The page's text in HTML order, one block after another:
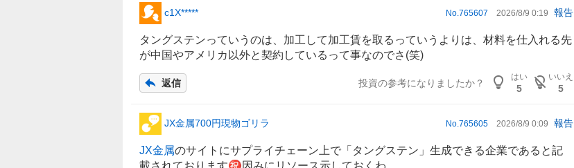
c1X***** No. 765607 2026/8/9 0:19 報告
タングステンっていうのは、加工して加工賃を取るっていうよりは、材料を仕入れる先
が中国やアメリカ以外と契約しているって事なのでさ(笑)
返信 投資の参考になりましたか？
はい
5
いいえ
5
JX金属700円現物ゴリラ No. 765605 2026/8/9 0:09 報告
JX金属のサイトにサプライチェーン上で「 タングステン 」生成できる企業であると記
載されております㊗️因みにリソース示しておくわ。